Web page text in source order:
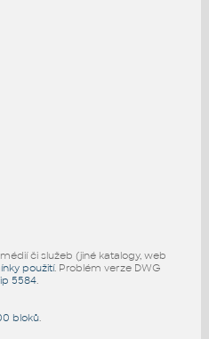
či služeb (jiné katalogy, web
použití. Problém verze DWG
5584.
bloků.